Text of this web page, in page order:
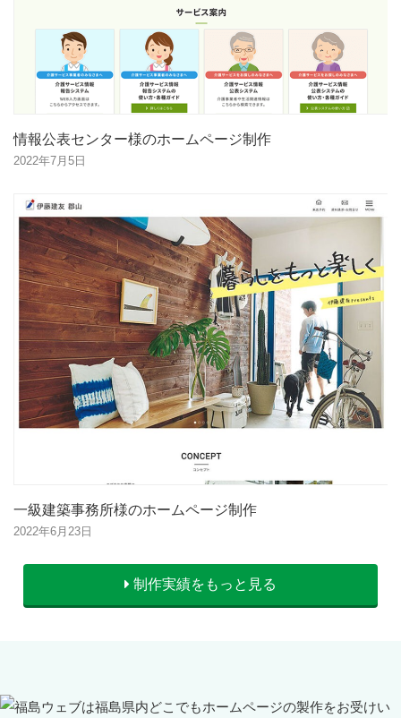
情報公表センター様のホームページ制作
2022年7月5日
一級建築事務所様のホームページ制作
2022年6月23日
制作実績をもっと見る